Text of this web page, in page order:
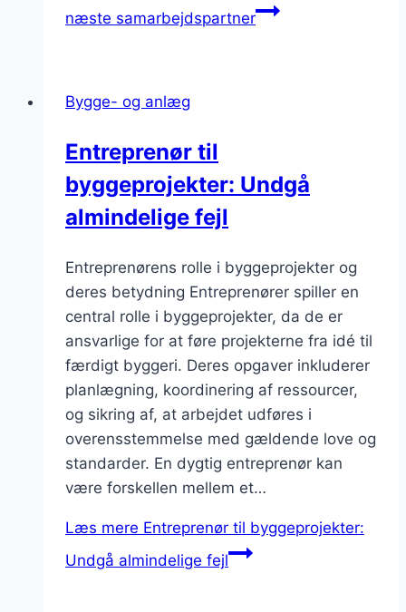
næste samarbejdspartner
Bygge- og anlæg
Entreprenør til
byggeprojekter: Undgå
almindelige fejl
Entreprenørens rolle i byggeprojekter og
deres betydning Entreprenører spiller en
central rolle i byggeprojekter, da de er
ansvarlige for at føre projekterne fra idé til
færdigt byggeri. Deres opgaver inkluderer
planlægning, koordinering af ressourcer,
og sikring af, at arbejdet udføres i
overensstemmelse med gældende love og
standarder. En dygtig entreprenør kan
være forskellen mellem et…
Læs mere Entreprenør til byggeprojekter:
Undgå almindelige fejl